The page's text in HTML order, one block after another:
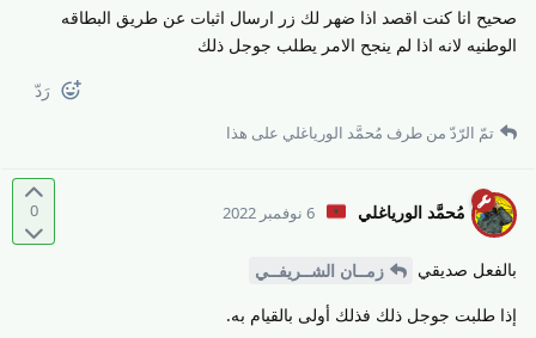
صحيح انا كنت اقصد اذا ضهر لك زر ارسال اثبات عن طريق البطاقه
الوطنيه لانه اذا لم ينجح الامر يطلب جوجل ذلك
رَدّ
تمّ الرّدّ من طرف مُحمَّد الورياغلي على هذا
0 مُحمَّد الورياغلي 6 نوفمبر 2022
بالفعل صديقي
زمــان الشــريفــي
إذا طلبت جوجل ذلك فذلك أولى بالقيام به.